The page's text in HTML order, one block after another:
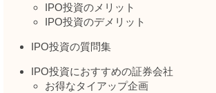
IPO投資のメリット
IPO投資のデメリット
IPO投資の質問集
IPO投資におすすめの証券会社
お得なタイアップ企画